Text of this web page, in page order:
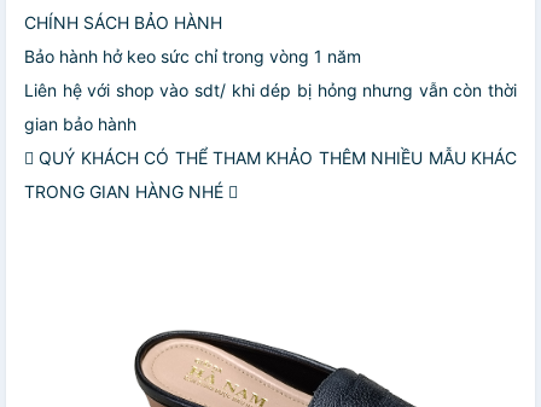
CHÍNH SÁCH BẢO HÀNH
Bảo hành hở keo sức chỉ trong vòng 1 năm
Liên hệ với shop vào sdt/ khi dép bị hỏng nhưng vẫn còn thời
gian bảo hành
 QUÝ KHÁCH CÓ THỂ THAM KHẢO THÊM NHIỀU MẪU KHÁC
TRONG GIAN HÀNG NHÉ 